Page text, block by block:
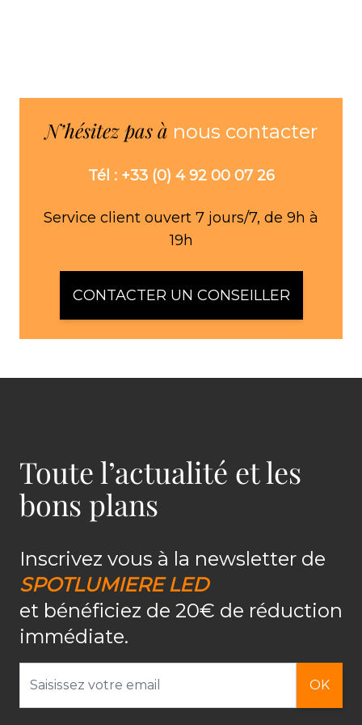
N’hésitez pas à nous contacter
Tél : +33 (0) 4 92 00 07 26
Service client ouvert 7 jours/7, de 9h à
19h
CONTACTER UN CONSEILLER
Toute l’actualité et les
bons plans
Inscrivez vous à la newsletter de
SPOTLUMIERE LED
et bénéficiez de 20€ de réduction
immédiate.
OK